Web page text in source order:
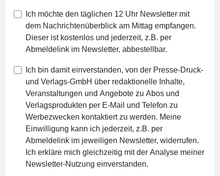
Ich möchte den täglichen 12 Uhr Newsletter mit
dem Nachrichtenüberblick am Mittag empfangen.
Dieser ist kostenlos und jederzeit, z.B. per
Abmeldelink im Newsletter, abbestellbar.
Ich bin damit einverstanden, von der Presse-Druck-
und Verlags-GmbH über redaktionelle Inhalte,
Veranstaltungen und Angebote zu Abos und
Verlagsprodukten per E-Mail und Telefon zu
Werbezwecken kontaktiert zu werden. Meine
Einwilligung kann ich jederzeit, z.B. per
Abmeldelink im jeweiligen Newsletter, widerrufen.
Ich erkläre mich gleichzeitig mit der Analyse meiner
Newsletter-Nutzung einverstanden.